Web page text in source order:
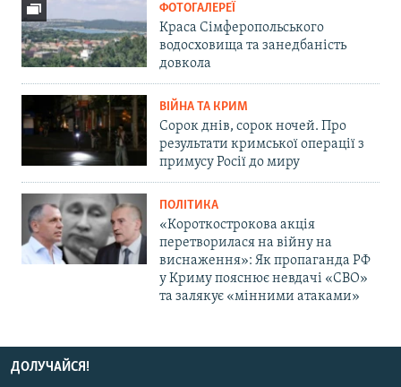
ФОТОГАЛЕРЕЇ
Краса Сімферопольського
водосховища та занедбаність
довкола
ВІЙНА ТА КРИМ
Сорок днів, сорок ночей. Про
результати кримської операції з
примусу Росії до миру
ПОЛІТИКА
«Короткострокова акція
перетворилася на війну на
виснаження»: Як пропаганда РФ
у Криму пояснює невдачі «СВО»
та залякує «мінними атаками»
ДОЛУЧАЙСЯ!